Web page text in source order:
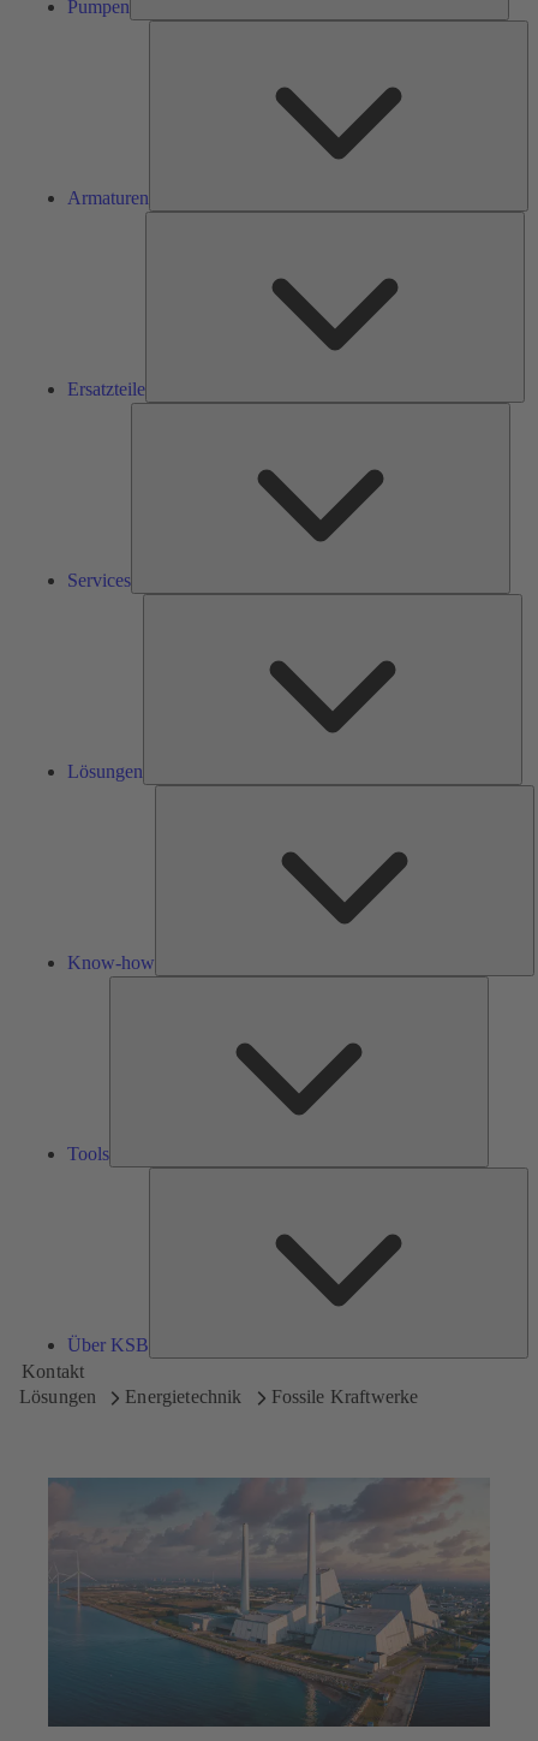
Pumpen
Armaturen
Ersatzteile
Services
Lösungen
Know-how
Tools
Über KSB
Kontakt
Lösungen
Energietechnik Fossile Kraftwerke